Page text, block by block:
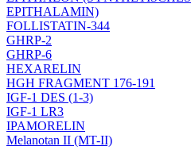
EPITHALAMIN)
FOLLISTATIN-344
GHRP-2
GHRP-6
HEXARELIN
HGH FRAGMENT 176-191
IGF-1 DES (1-3)
IGF-1 LR3
IPAMORELIN
Melanotan II (MT-II)